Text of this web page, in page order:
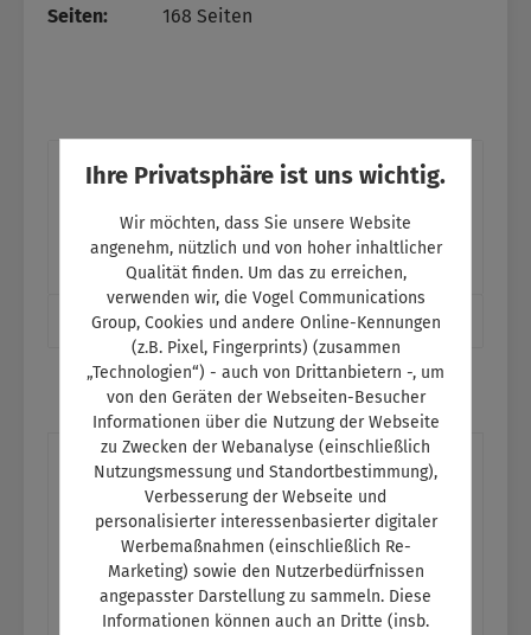
Seiten:
168 Seiten
Beschreibung
Betriebswirtschaft im Kfz-Betrieb Der sichere
Weg zur Meisterprüfung Kfz-Technik Ohne
betriebswirtschaftliche Kenntnisse ist…
InfoClick
Produktgalerie überspringen
Weitere Medien zum Thema
Ihre Privatsphäre ist uns wichtig.
Wir möchten, dass Sie unsere Website
angenehm, nützlich und von hoher inhaltlicher
Qualität finden. Um das zu erreichen,
verwenden wir, die Vogel Communications
Group, Cookies und andere Online-Kennungen
(z.B. Pixel, Fingerprints) (zusammen
„Technologien“) - auch von Drittanbietern -, um
von den Geräten der Webseiten-Besucher
Informationen über die Nutzung der Webseite
zu Zwecken der Webanalyse (einschließlich
Nutzungsmessung und Standortbestimmung),
Verbesserung der Webseite und
personalisierter interessenbasierter digitaler
Werbemaßnahmen (einschließlich Re-
Marketing) sowie den Nutzerbedürfnissen
angepasster Darstellung zu sammeln. Diese
Informationen können auch an Dritte (insb.